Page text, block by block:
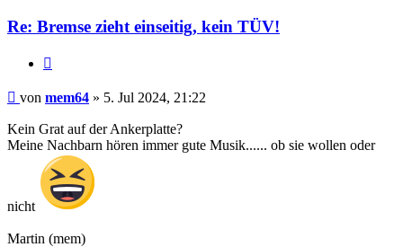
Re: Bremse zieht einseitig, kein TÜV!
Beitrag
von mem64 » 5. Jul 2024, 21:22
Kein Grat auf der Ankerplatte?
Meine Nachbarn hören immer gute Musik...... ob sie wollen oder
nicht
Martin (mem)